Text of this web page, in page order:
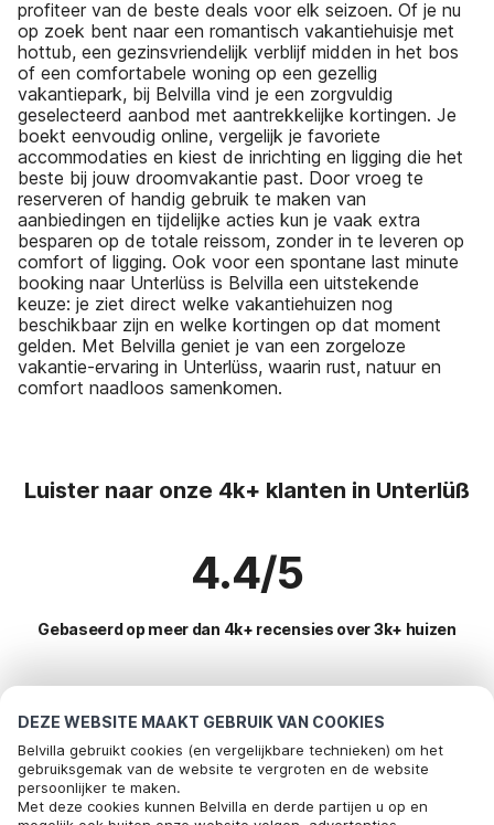
DEZE WEBSITE MAAKT GEBRUIK VAN COOKIES
Belvilla gebruikt cookies (en vergelijkbare technieken) om het
gebruiksgemak van de website te vergroten en de website
persoonlijker te maken.
Met deze cookies kunnen Belvilla en derde partijen u op en
profiteer van de beste deals voor elk seizoen. Of je nu
op zoek bent naar een romantisch vakantiehuisje met
hottub, een gezinsvriendelijk verblijf midden in het bos
of een comfortabele woning op een gezellig
vakantiepark, bij Belvilla vind je een zorgvuldig
geselecteerd aanbod met aantrekkelijke kortingen. Je
boekt eenvoudig online, vergelijk je favoriete
accommodaties en kiest de inrichting en ligging die het
beste bij jouw droomvakantie past. Door vroeg te
reserveren of handig gebruik te maken van
aanbiedingen en tijdelijke acties kun je vaak extra
besparen op de totale reissom, zonder in te leveren op
comfort of ligging. Ook voor een spontane last minute
booking naar Unterlüss is Belvilla een uitstekende
keuze: je ziet direct welke vakantiehuizen nog
beschikbaar zijn en welke kortingen op dat moment
gelden. Met Belvilla geniet je van een zorgeloze
vakantie-ervaring in Unterlüss, waarin rust, natuur en
comfort naadloos samenkomen.
Luister naar onze 4k+ klanten in Unterlüß
4.4/5
Gebaseerd op meer dan 4k+ recensies over 3k+ huizen
Meest populaire bestemmingen voor
vakantie
Top steden met top voorzieningen voor vakantie